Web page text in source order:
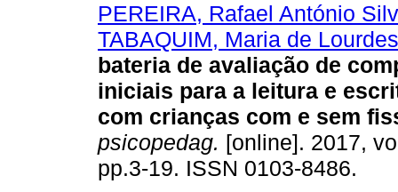
PEREIRA, Rafael António
TABAQUIM, Maria de Lourdes
bateria de avaliação de
iniciais para a leitura e
com crianças com e sem
psicopedag. [online]. 2017,
pp.3-19. ISSN 0103-8486.